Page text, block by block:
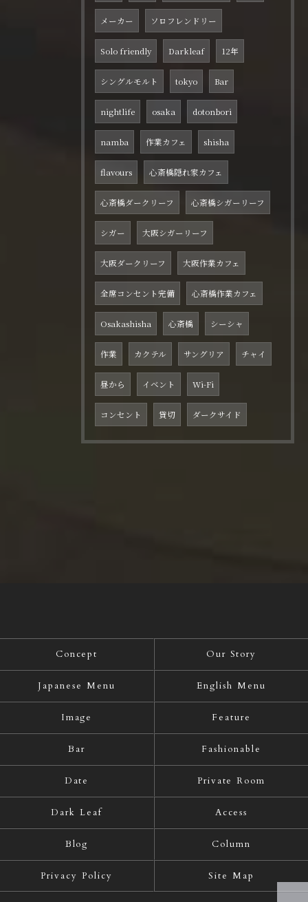
メーカー ソロフレンドリー
Solo friendly Darkleaf 12年
シングルモルト tokyo Bar
nightlife osaka dotonbori
namba 作業カフェ shisha
flavours 心斎橋隠れ家カフェ
心斎橋ダークリーフ 心斎橋シガーリーフ
シガー 大阪シガーリーフ
大阪ダークリーフ 大阪作業カフェ
全席コンセント完備 心斎橋作業カフェ
Osakashisha 心斎橋 シーシャ
作業 カクテル サングリア チャイ
昼から イベント Wi-Fi
コンセント 貸切 ダークサイド
Concept Our Story
Japanese Menu English Menu
Image Feature
Bar Fashionable
Date Private Room
Dark Leaf Access
Blog Column
Privacy Policy Site Map